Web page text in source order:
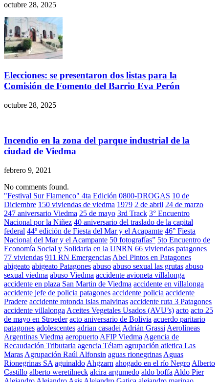
octubre 28, 2025
Elecciones: se presentaron dos listas para la
Comisión de Fomento del Barrio Eva Perón
octubre 28, 2025
Incendio en la zona del parque industrial de la
ciudad de Viedma
febrero 9, 2021
No comments found.
"Festival Sur Flamenco" 4ta Edición 0800-DROGAS 10 de
Diciembre 150 viviendas de viedma 1979 2 de abril 24 de marzo
247 aniversario Viedma 25 de mayo 3rd Track 3° Encuentro
Nacional por la Niñez 40 aniversario del traslado de la capital
federal 44º edición de Fiesta del Mar y el Acapamte 46° Fiesta
Nacional del Mar y el Acampante 50 fotografías” 5to Encuentro de
Economía Social y Solidaria en la UNRN 66 viviendas patagones
77 viviendas 911 RN Emergencias Abel Pintos en Patagones
abigeato abigeato Patagones abuso abuso sexual las grutas abuso
sexual viedma abuso Viedma accidente avioneta villalonga
accidente en plaza San Martin de Viedma accidente en villalonga
accidente jefe de policia patagones accidente policia accidente
Pradere accidente rotonda islas malvinas accidente ruta 3 Patagones
accidente villalonga Aceites Vegetales Usados (AVU’s) acto acto 25
de mayo en Stroeder acto aniversario de Bolivia acuerdo paritario
patagones adolescentes adrian casadei Adrián Grassi Aerolíneas
Argentinas Viedma aeropuerto AFIP Viedma Agencia de
Recaudación Tributaria agencia Télam agrupación atletica Las
Maras Agrupación Raúl Alfonsin aguas rionegrinas Aguas
Rionegrinas SA aguinaldo Ahgzarn ahogado en el río Negro Alberto
Castillo alberto weretilneck alcira argumedo aldo boffa Aldo Pier